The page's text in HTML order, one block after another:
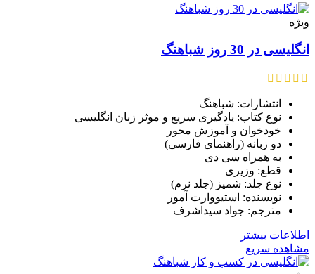
ویژه
انگلیسی در 30 روز شباهنگ
انتشارات: شباهنگ
نوع کتاب: یادگیری سریع و موثر زبان انگلیسی
خودخوان و آموزش محور
دو زبانه (راهنمای فارسی)
به همراه سی دی
قطع: وزیری
نوع جلد: شمیز (جلد نرم)
نویسنده: استیووارت آمور
مترجم: جواد سیداشرف
اطلاعات بیشتر
مشاهده سریع